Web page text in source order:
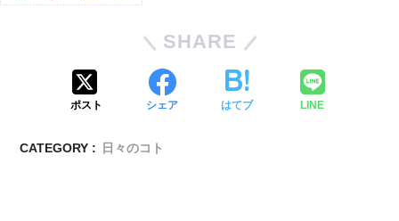
SHARE
ポスト シェア はてブ LINE
CATEGORY : 日々のコト